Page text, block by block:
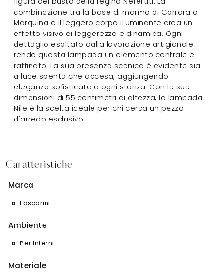
combinazione tra la base di marmo di Carrara o
Marquina e il leggero corpo illuminante crea un
effetto visivo di leggerezza e dinamica. Ogni
dettaglio esaltato dalla lavorazione artigianale
rende questa lampada un elemento centrale e
raffinato. La sua presenza scenica è evidente sia
a luce spenta che accesa, aggiungendo
eleganza sofisticata a ogni stanza. Con le sue
dimensioni di 55 centimetri di altezza, la lampada
Nile è la scelta ideale per chi cerca un pezzo
d'arredo esclusivo.
Caratteristiche
Marca
Foscarini
Ambiente
Per Interni
Materiale